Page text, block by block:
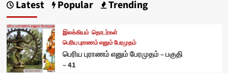
Latest Popular Trending
இலக்கியம் தொடர்கள்
பெரிய புராணம் எனும் பேரமுதம்
பெரிய புராணம் எனும் பேரமுதம் – பகுதி
– 41